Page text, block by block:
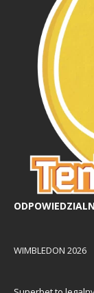
WIMBLEDON 2026